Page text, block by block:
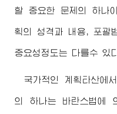
할 중요한 문제의 하나
획의 성격과 내용, 포괄
중요성정도는 다를수 있
국가적인 계획타산에
의 하나는 바란스법에